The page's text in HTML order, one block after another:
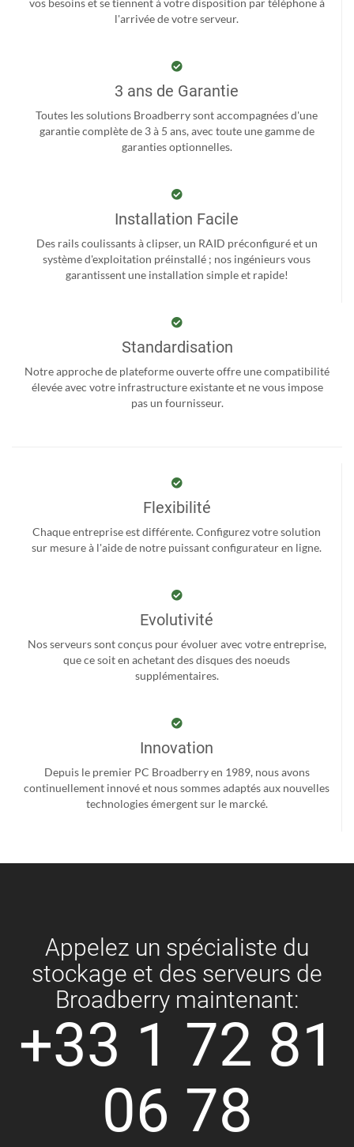
l'arrivée de votre serveur.
3 ans de Garantie
Toutes les solutions Broadberry sont accompagnées d'une
garantie complète de 3 à 5 ans, avec toute une gamme de
garanties optionnelles.
Installation Facile
Des rails coulissants à clipser, un RAID préconfiguré et un
système d'exploitation préinstallé ; nos ingénieurs vous
garantissent une installation simple et rapide!
Standardisation
Notre approche de plateforme ouverte offre une compatibilité
élevée avec votre infrastructure existante et ne vous impose
pas un fournisseur.
Flexibilité
Chaque entreprise est différente. Configurez votre solution
sur mesure à l'aide de notre puissant configurateur en ligne.
Evolutivité
Nos serveurs sont conçus pour évoluer avec votre entreprise,
que ce soit en achetant des disques des noeuds
supplémentaires.
Innovation
Depuis le premier PC Broadberry en 1989, nous avons
continuellement innové et nous sommes adaptés aux nouvelles
technologies émergent sur le marcké.
Appelez un spécialiste du
stockage et des serveurs de
Broadberry maintenant:
+33 1 72 81
06 78